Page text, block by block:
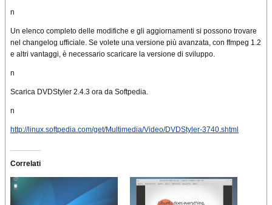
n
Un elenco completo delle modifiche e gli aggiornamenti si possono trovare
nel changelog ufficiale. Se volete una versione più avanzata, con ffmpeg 1.2
e altri vantaggi, è necessario scaricare la versione di sviluppo.
n
Scarica DVDStyler 2.4.3 ora da Softpedia.
n
http://linux.softpedia.com/get/Multimedia/Video/DVDStyler-3740.shtml
Correlati